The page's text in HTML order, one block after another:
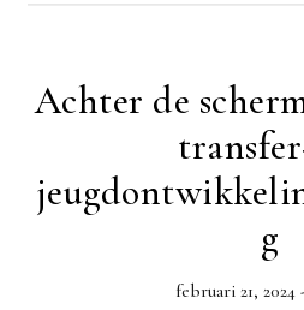
Achter de
g
februari 21, 2024